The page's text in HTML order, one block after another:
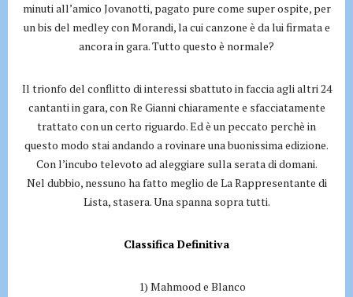
minuti all’amico Jovanotti, pagato pure come super ospite, per
un bis del medley con Morandi, la cui canzone è da lui firmata e
ancora in gara. Tutto questo è normale?
Il trionfo del conflitto di interessi sbattuto in faccia agli altri 24
cantanti in gara, con Re Gianni chiaramente e sfacciatamente
trattato con un certo riguardo. Ed è un peccato perchè in
questo modo stai andando a rovinare una buonissima edizione.
Con l’incubo televoto ad aleggiare sulla serata di domani.
Nel dubbio, nessuno ha fatto meglio de La Rappresentante di
Lista, stasera. Una spanna sopra tutti.
Classifica Definitiva
1) Mahmood e Blanco